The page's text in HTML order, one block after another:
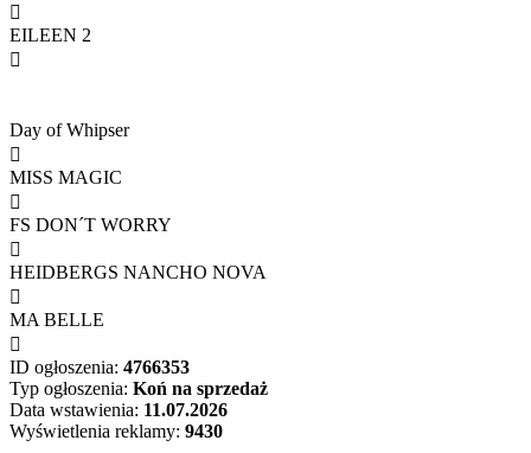

EILEEN 2

Day of Whipser

MISS MAGIC

FS DON´T WORRY

HEIDBERGS NANCHO NOVA

MA BELLE

ID ogłoszenia: 4766353
Typ ogłoszenia: Koń na sprzedaż
Data wstawienia: 11.07.2026
Wyświetlenia reklamy: 9430